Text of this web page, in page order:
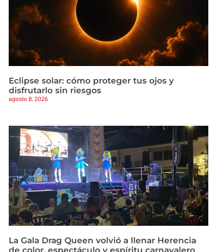
Eclipse solar: cómo proteger tus ojos y
disfrutarlo sin riesgos
agosto 8, 2026
La Gala Drag Queen volvió a llenar Herencia
de color, espectáculo y espíritu carnavalero